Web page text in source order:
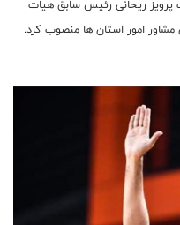
پرویز ریحانی رئیس سابق هیات
مشاور امور استان ها منصوب کرد.